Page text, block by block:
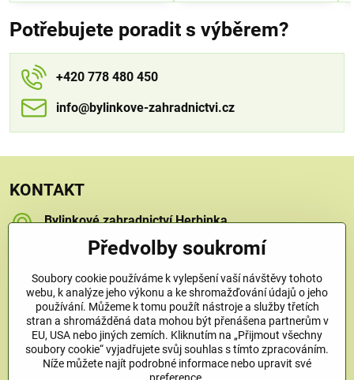
Potřebujete poradit s výběrem?
+420 778 480 450
info​​@bylinkove-zahradnictvi​​.cz
KONTAKT
Bylinkové zahradnictví Herbinka
Na Křečku 346
+420 778 480 450
info​@bylinkove-zahradnictvi​.cz
Co u nás najdete
Předvolby soukromí
Soubory cookie používáme k vylepšení vaší návštěvy tohoto
webu, k analýze jeho výkonu a ke shromažďování údajů o jeho
používání. Můžeme k tomu použít nástroje a služby třetích
stran a shromážděná data mohou být přenášena partnerům v
EU, USA nebo jiných zemích. Kliknutím na „Přijmout všechny
soubory cookie“ vyjadřujete svůj souhlas s tímto zpracováním.
Níže můžete najít podrobné informace nebo upravit své